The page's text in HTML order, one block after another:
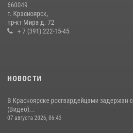
Красноярскому краю.
10 июля 2026, 06:21
660049
г. Красноярск,
пр-кт Мира д. 72
+ 7 (391) 222-15-45
НОВОСТИ
В Красноярске росгвардейцами задержан
(Видео)...
07 августа 2026, 06:43